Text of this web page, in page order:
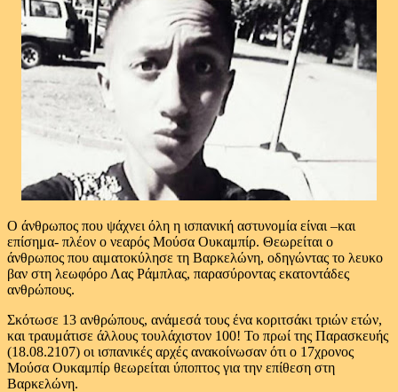
Ο άνθρωπος που ψάχνει όλη η ισπανική αστυνομία είναι –και
επίσημα- πλέον ο νεαρός Μούσα Ουκαμπίρ. Θεωρείται ο
άνθρωπος που αιματοκύλησε τη Βαρκελώνη, οδηγώντας το λευκο
βαν στη λεωφόρο Λας Ράμπλας, παρασύροντας εκατοντάδες
ανθρώπους.
Σκότωσε 13 ανθρώπους, ανάμεσά τους ένα κοριτσάκι τριών ετών,
και τραυμάτισε άλλους τουλάχιστον 100! Το πρωί της Παρασκευής
(18.08.2107) οι ισπανικές αρχές ανακοίνωσαν ότι ο 17χρονος
Μούσα Ουκαμπίρ θεωρείται ύποπτος για την επίθεση στη
Βαρκελώνη.